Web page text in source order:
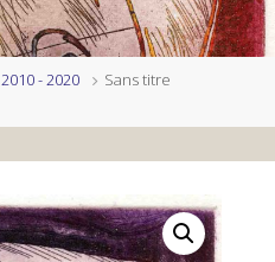
2010 - 2020
Sans titre